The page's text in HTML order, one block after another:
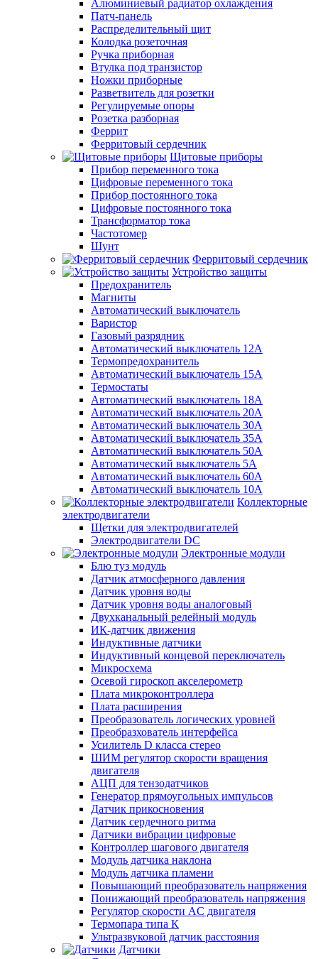
Алюминиевый радиатор охлаждения
Патч-панель
Распределительный щит
Колодка розеточная
Ручка приборная
Втулка под транзистор
Ножки приборные
Разветвитель для розетки
Регулируемые опоры
Розетка разборная
Феррит
Ферритовый сердечник
Щитовые приборы
Прибор переменного тока
Цифровые переменного тока
Прибор постоянного тока
Цифровые постоянного тока
Трансформатор тока
Частотомер
Шунт
Ферритовый сердечник
Устройство защиты
Предохранитель
Магниты
Автоматический выключатель
Варистор
Газовый разрядник
Автоматический выключатель 12А
Термопредохранитель
Автоматический выключатель 15А
Термостаты
Автоматический выключатель 18А
Автоматический выключатель 20А
Автоматический выключатель 30А
Автоматический выключатель 35А
Автоматический выключатель 50А
Автоматический выключатель 5А
Автоматический выключатель 60А
Автоматический выключатель 10А
Коллекторные
электродвигатели
Щетки для электродвигателей
Электродвигатели DC
Электронные модули
Блю туз модуль
Датчик атмосферного давления
Датчик уровня воды
Датчик уровня воды аналоговый
Двухканальный релейный модуль
ИК-датчик движения
Индуктивные датчики
Индуктивный концевой переключатель
Микросхема
Осевой гироскоп акселерометр
Плата микроконтроллера
Плата расширения
Преобразователь логических уровней
Преобразхователь интерфейса
Усилитель D класса стерео
ШИМ регулятор скорости вращения
двигателя
АЦП для тензодатчиков
Генератор прямоугольных импульсов
Датчик прикосновения
Датчик сердечного ритма
Датчики вибрации цифровые
Контроллер шагового двигателя
Модуль датчика наклона
Модуль датчика пламени
Повышающий преобразователь напряжения
Понижающий преобразователь напряжения
Регулятор скорости AC двигателя
Термопара типа К
Ультразвуковой датчик расстояния
Датчики